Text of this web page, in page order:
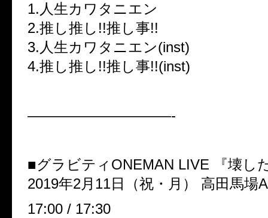
1.人生カワタニエン
2.推し推し!!推し事!!
3.人生カワタニエン(inst)
4.推し推し!!推し事!!(inst)
——————————-
■グラビティONEMAN LIVE 『壊し
2019年2月11日（祝・月） 高田馬場
17:00 / 17:30